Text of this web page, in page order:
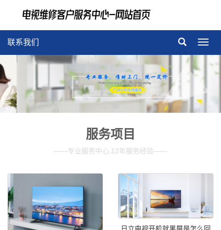
导
联系我们
服务项目
——专业服务中心,12年服务经验——